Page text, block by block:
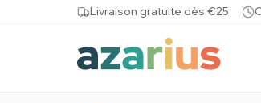
Skip to contentLivraison gratuite dès €25